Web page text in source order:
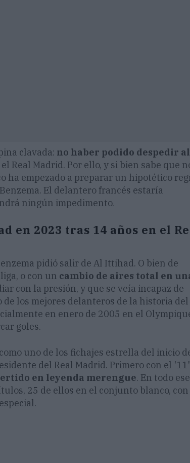
clavada: no haber podido despedir
Real Madrid. Por ello, y si bien sabe que
ha empezado a preparar un hipotético
El delantero francés estaría
ningún impedimento.
en 2023 tras 14 años en el
pidió salir de Al Ittihad. O bien de
o con un cambio de aires total en
con la presión, y que se veía incapaz de
los mejores delanteros de la historia del
en enero de 2005 en el
goles.
uno de los fichajes estrella del inicio
del Real Madrid. Primero con el
en leyenda merengue. En todo ese
25 de ellos en el conjunto blanco, con